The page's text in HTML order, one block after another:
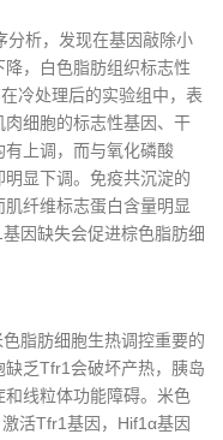
分析，发现在基因敲除小
，白色脂肪组织标志性
冷处理后的实验组中，表
细胞的标志性基因、干
上调，而与氧化磷酸
显下调。免疫共沉淀的
纤维标志蛋白含量明显
因缺失会促进棕色脂肪细
脂肪细胞生热调控重要的
乏Tfr1会破坏产热，胰岛
线粒体功能障碍。米色
活Tfr1基因，Hif1α基因